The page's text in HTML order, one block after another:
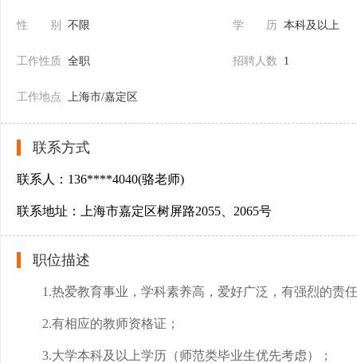
性 别 不限 学 历 本科及以上
工作性质 全职 招聘人数 1
工作地点 上海市/嘉定区
联系方式
联系人：136****4040(骆老师)
联系地址：上海市嘉定区树屏路2055、2065号
职位描述
1.热爱教育事业，学科素养高，爱好广泛，有强烈的责
2.有相应的教师资格证；
3.大学本科及以上学历（师范类毕业生优先考虑）；